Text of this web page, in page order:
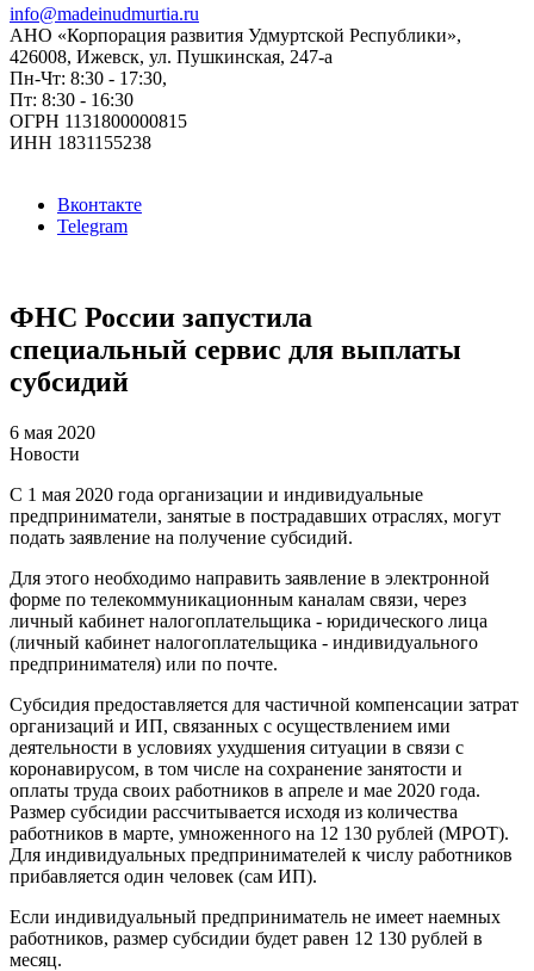
info@madeinudmurtia.ru
АНО «Корпорация развития Удмуртской Республики»,
426008, Ижевск, ул. Пушкинская, 247-а
Пн-Чт: 8:30 - 17:30,
Пт: 8:30 - 16:30
ОГРН 1131800000815
ИНН 1831155238
Вконтакте
Telegram
ФНС России запустила
специальный сервис для выплаты
субсидий
6 мая 2020
Новости
С 1 мая 2020 года организации и индивидуальные
предприниматели, занятые в пострадавших отраслях, могут
подать заявление на получение субсидий.
Для этого необходимо направить заявление в электронной
форме по телекоммуникационным каналам связи, через
личный кабинет налогоплательщика - юридического лица
(личный кабинет налогоплательщика - индивидуального
предпринимателя) или по почте.
Субсидия предоставляется для частичной компенсации затрат
организаций и ИП, связанных с осуществлением ими
деятельности в условиях ухудшения ситуации в связи с
коронавирусом, в том числе на сохранение занятости и
оплаты труда своих работников в апреле и мае 2020 года.
Размер субсидии рассчитывается исходя из количества
работников в марте, умноженного на 12 130 рублей (МРОТ).
Для индивидуальных предпринимателей к числу работников
прибавляется один человек (сам ИП).
Если индивидуальный предприниматель не имеет наемных
работников, размер субсидии будет равен 12 130 рублей в
месяц.